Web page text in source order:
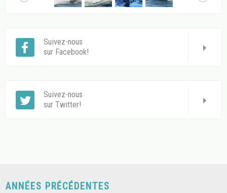
Suivez-nous
sur Facebook!
Suivez-nous
sur Twitter!
ANNÉES PRÉCÉDENTES